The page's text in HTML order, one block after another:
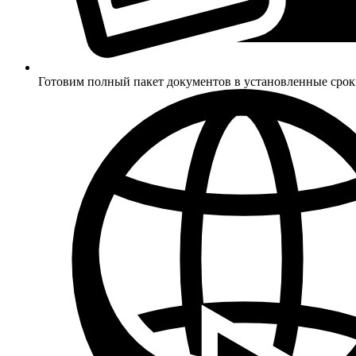
Готовим полный пакет документов в установленные